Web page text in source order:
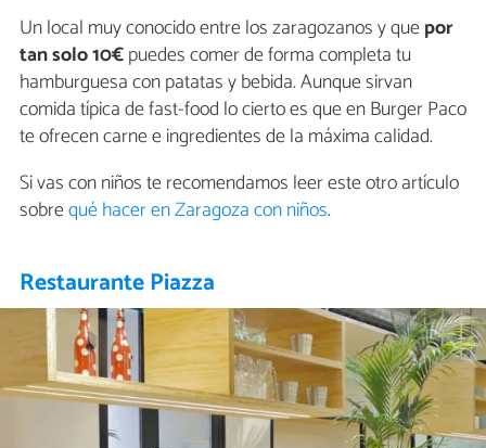
Un local muy conocido entre los zaragozanos y quepor
tan solo 10€puedes comer de forma completa tu
hamburguesa con patatas y bebida. Aunque sirvan
comida típica de fast-food lo cierto es que en Burger Paco
te ofrecen carne e ingredientes de la máxima calidad.
Si vas con niños te recomendamos leer este otro artículo
sobrequé hacer en Zaragoza con niños.
Restaurante Piazza